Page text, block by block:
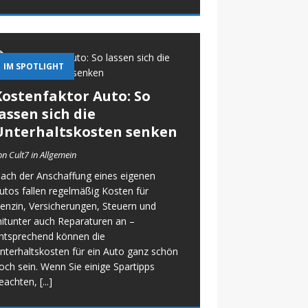
IM SPOTLIGHT
Auto: So
sich die
senken
Cult7 in Allgemein
der Anschaffung eines eigenen
fallen regelmäßig Kosten für
Versicherungen, Steuern und
auch Reparaturen an –
können die
für ein Auto ganz schön
sein. Wenn Sie einige Spartipps
[...]